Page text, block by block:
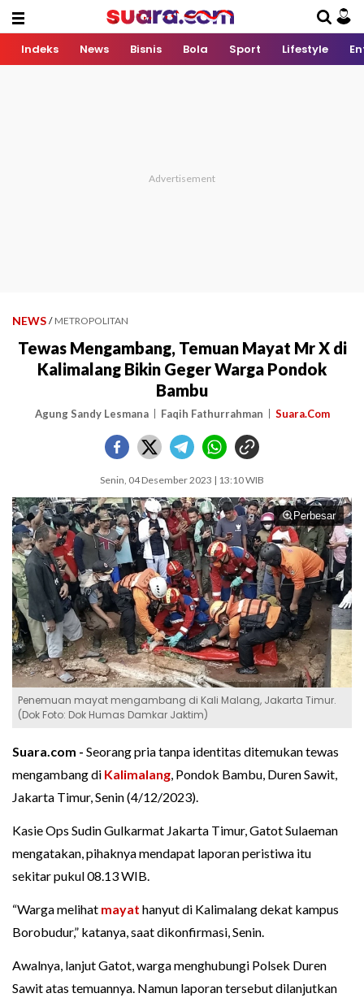
Indeks News Bisnis Bola Sport Lifestyle
NEWS / METROPOLITAN
Tewas Mengambang, Temuan Mayat Mr X di
Kalimalang Bikin Geger Warga Pondok
Bambu
Agung Sandy Lesmana Faqih Fathurrahman Suara.Com
Senin, 04 Desember 2023 | 13:10 WIB
Perbesar
Penemuan mayat mengambang di Kali Malang, Jakarta Timur.
(Dok Foto: Dok Humas Damkar Jaktim)
Suara.com - Seorang pria tanpa identitas ditemukan tewas
mengambang di Kalimalang, Pondok Bambu, Duren Sawit,
Jakarta Timur, Senin (4/12/2023).
Kasie Ops Sudin Gulkarmat Jakarta Timur, Gatot Sulaeman
mengatakan, pihaknya mendapat laporan peristiwa itu
sekitar pukul 08.13 WIB.
“Warga melihat mayat hanyut di Kalimalang dekat kampus
Borobudur,” katanya, saat dikonfirmasi, Senin.
Awalnya, lanjut Gatot, warga menghubungi Polsek Duren
Sawit atas temuannya. Namun laporan tersebut dilanjutkan